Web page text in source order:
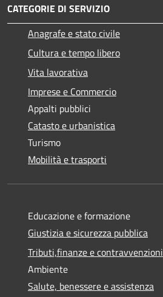
CATEGORIE DI SERVIZIO
Anagrafe e stato civile
Cultura e tempo libero
Vita lavorativa
Imprese e Commercio
Appalti pubblici
Catasto e urbanistica
Turismo
Mobilità e trasporti
Educazione e formazione
Giustizia e sicurezza pubblica
Tributi,finanze e contravvenzioni
Ambiente
Salute, benessere e assistenza